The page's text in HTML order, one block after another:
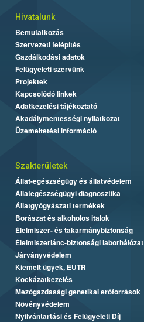
Hivatalunk
Bemutatkozás
Szervezeti felépítés
Gazdálkodási adatok
Felügyeleti szervünk
Projektek
Kapcsolódó linkek
Adatkezelési tájékoztató
Akadálymentességi nyilatkozat
Üzemeltetési információ
Szakterületek
Állat-egészségügy és állatvédelem
Állategészségügyi diagnosztika
Állatgyógyászati termékek
Borászat és alkoholos italok
Élelmiszer- és takarmánybiztonság
Élelmiszerlánc-biztonsági laborhálózat
Járványvédelem
Kiemelt ügyek, EUTR
Kockázatkezelés
Mezőgazdasági genetikai erőforrások
Növényvédelem
Nyilvántartási és Felügyeleti Díj